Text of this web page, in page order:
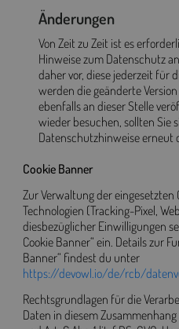
Änderungen
Von Zeit zu Zeit ist es
Hinweise zum Datenschutz
daher vor, diese jederzeit für
werden die geänderte
ebenfalls an dieser Stelle
wieder besuchen, sollten Sie
Datenschutzhinweise erneut
Cookie Banner
Zur Verwaltung der eingesetzten
Technologien (Tracking-Pixel,
diesbezüglicher Einwilligungen
Cookie Banner“ ein. Details zur
Banner“ findest du unter
https://devowl.io/de/rcb/
Rechtsgrundlagen für die
Daten in diesem Zusammenhang